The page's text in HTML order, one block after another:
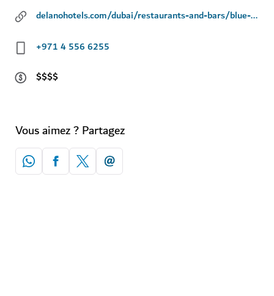
delanohotels.com/dubai/restaurants-and-bars/blue-door/
+971 4 556 6255
$$$$
Vous aimez ? Partagez